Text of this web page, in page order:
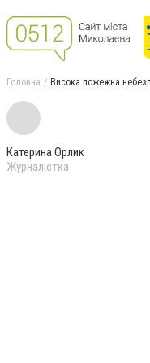
Головна Висока пожежна
Катерина Орлик
Журналістка